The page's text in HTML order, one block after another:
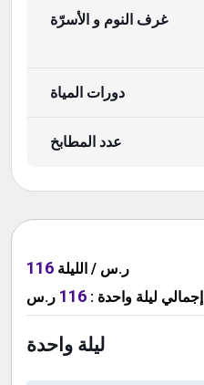
غرف النوم و الأسرّة
دورات المياة
عدد المطابخ
116 ر.س / الليلة
إجمالي ليلة واحدة :
116 ر.س
ليلة واحدة